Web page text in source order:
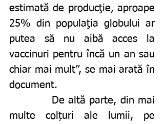
estimată de producţie, aproape
25% din populaţia globului ar
putea să nu aibă acces la
vaccinuri pentru încă un an sau
chiar mai mult”, se mai arată în
document.
multe colțuri ale lumii, pe